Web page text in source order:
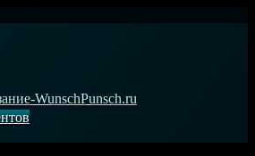
WunschPunsch.ru